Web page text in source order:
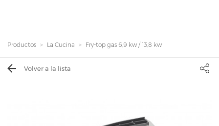
Productos La Cucina Fry-top gas 6,9 kw / 13,8 kw
Volver a la lista